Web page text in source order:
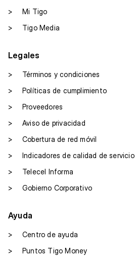
>
Mi Tigo
>
Tigo Media
Legales
>
Términos y condiciones
>
Políticas de cumplimiento
>
Proveedores
>
Aviso de privacidad
>
Cobertura de red móvil
>
Indicadores de calidad de servicio
>
Telecel Informa
>
Gobierno Corporativo
Ayuda
>
Centro de ayuda
>
Puntos Tigo Money